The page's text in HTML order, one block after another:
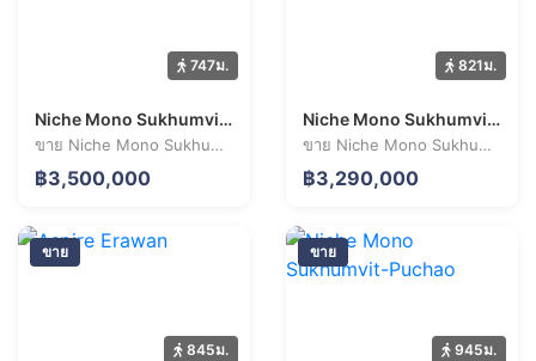
747ม.
Niche Mono Sukhumvit-Puchao
ขาย Niche Mono Sukhumvit-Puchao 2 ห้องนอน 44.1 ตร.ม. ราคา 3.50 ล้านบาท
฿3,500,000
821ม.
Niche Mono Sukhumvit-Puchao
ขาย Niche Mono Sukhumvit-Puchao 3 ห้องนอน 73.7 ตร.ม. ราคา 3.29 ล้านบาท
฿3,290,000
ขาย
845ม.
ขาย
945ม.